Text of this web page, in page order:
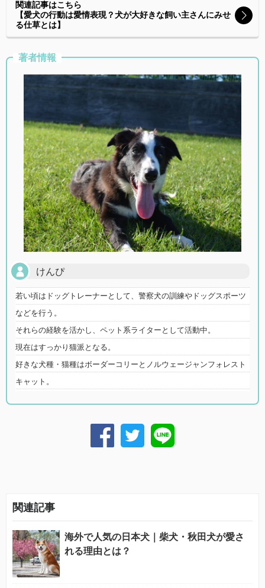
関連記事はこちら
【愛犬の行動は愛情表現？犬が大好きな飼い主さんにみせ
る仕草とは】
著者情報
けんぴ
若い頃はドッグトレーナーとして、警察犬の訓練やドッグスポーツ
などを行う。
それらの経験を活かし、ペット系ライターとして活動中。
現在はすっかり猫派となる。
好きな犬種・猫種はボーダーコリーとノルウェージャンフォレスト
キャット。
関連記事
海外で人気の日本犬｜柴犬・秋田犬が愛さ
れる理由とは？